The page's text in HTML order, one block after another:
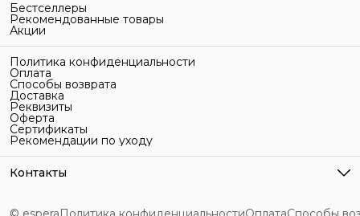
Бестселлеры
Рекомендованные товары
Акции
Политика конфиденциальности
Оплата
Способы возврата
Доставка
Реквизиты
Оферта
Сертификаты
Рекомендации по уходу
Контакты